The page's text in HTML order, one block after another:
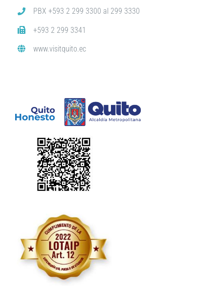
PBX +593 2 299 3300 al 299 3330
+593 2 299 3341
www.visitquito.ec